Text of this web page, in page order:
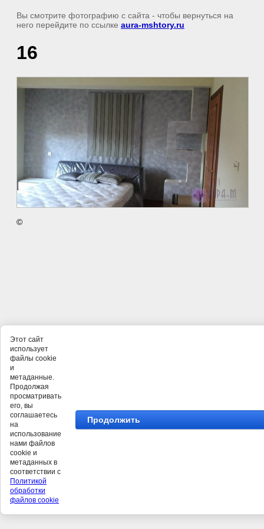
Вы смотрите фотографию с сайта - чтобы вернуться на
него перейдите по ссылке aura-mshtory.ru
16
©
Этот сайт
использует
файлы cookie
и
метаданные.
Продолжая
просматривать
его, вы
соглашаетесь
на
использование
нами файлов
cookie и
метаданных в
соответствии с
Политикой
обработки
файлов cookie
Продолжить